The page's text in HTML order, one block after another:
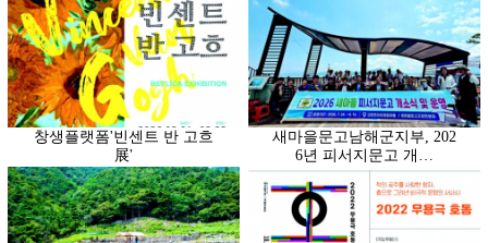
창생플랫폼'빈센트 반 고흐
展'
새마을문고남해군지부, 202
6년 피서지문고 개…